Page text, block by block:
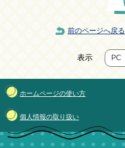
前のページへ戻る
表示 PC
ホームページの使い方
個人情報の取り扱い